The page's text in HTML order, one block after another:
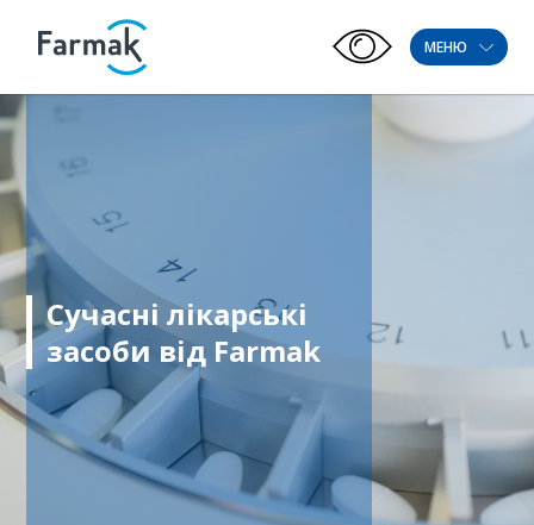
МЕНЮ
Сучасні лікарські
засоби від Farmak